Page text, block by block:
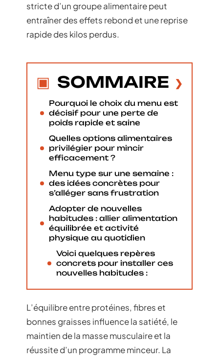
stricte d’un groupe alimentaire peut
entraîner des effets rebond et une reprise
rapide des kilos perdus.
SOMMAIRE
Pourquoi le choix du menu est
décisif pour une perte de
poids rapide et saine
Quelles options alimentaires
privilégier pour mincir
efficacement ?
Menu type sur une semaine :
des idées concrètes pour
s’alléger sans frustration
Adopter de nouvelles
habitudes : allier alimentation
équilibrée et activité
physique au quotidien
Voici quelques repères
concrets pour installer ces
nouvelles habitudes :
L’équilibre entre protéines, fibres et
bonnes graisses influence la satiété, le
maintien de la masse musculaire et la
réussite d’un programme minceur. La